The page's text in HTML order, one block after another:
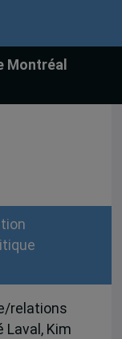
Montréal
relations
Laval, Kim